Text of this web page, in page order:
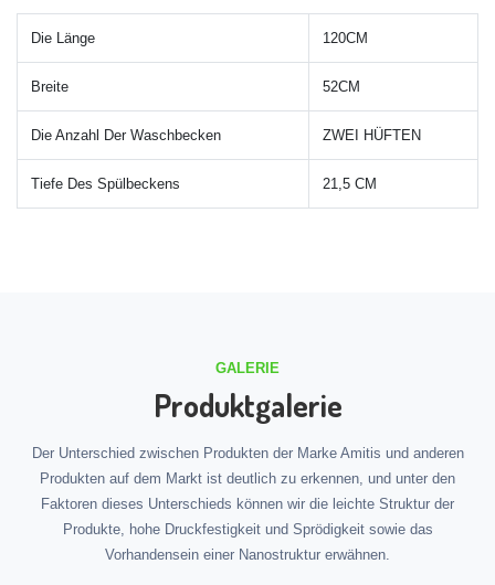
Die Länge 120CM
Breite 52CM
Die Anzahl Der Waschbecken ZWEI HÜFTEN
Tiefe Des Spülbeckens 21,5 CM
GALERIE
Produktgalerie
Der Unterschied zwischen Produkten der Marke Amitis und anderen
Produkten auf dem Markt ist deutlich zu erkennen, und unter den
Faktoren dieses Unterschieds können wir die leichte Struktur der
Produkte, hohe Druckfestigkeit und Sprödigkeit sowie das
Vorhandensein einer Nanostruktur erwähnen.